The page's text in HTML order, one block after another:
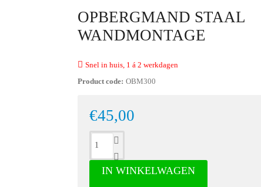
OPBERGMAND STAAL
WANDMONTAGE
Snel in huis, 1 á 2 werkdagen
Product code: OBM300
€45,00
IN WINKELWAGEN